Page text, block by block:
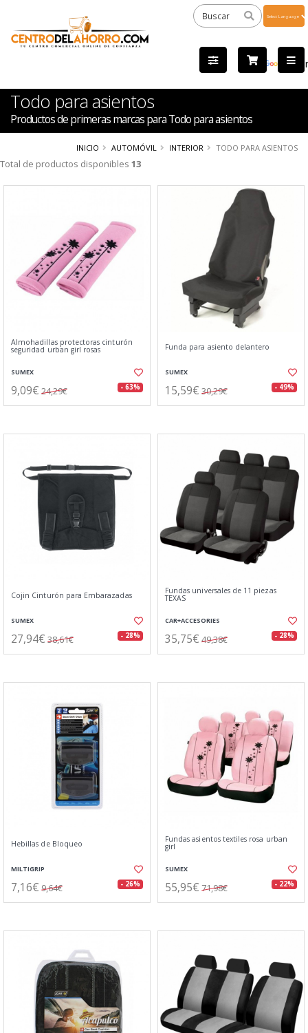
by
Todo para asientos
Productos de primeras marcas para Todo para asientos
INICIO AUTOMÓVIL INTERIOR TODO PARA ASIENTOS
Total de productos disponibles 13
Almohadillas protectoras cinturón
seguridad urban girl rosas
SUMEX
9,09€ 24,29€ - 63%
Funda para asiento delantero
SUMEX
15,59€ 30,29€ - 49%
Cojin Cinturón para Embarazadas
SUMEX
27,94€ 38,61€ - 28%
Fundas universales de 11 piezas
TEXAS
CAR+ACCESORIES
35,75€ 49,38€ - 28%
Hebillas de Bloqueo
MILTIGRIP
7,16€ 9,64€ - 26%
Fundas asientos textiles rosa urban
girl
SUMEX
55,95€ 71,98€ - 22%